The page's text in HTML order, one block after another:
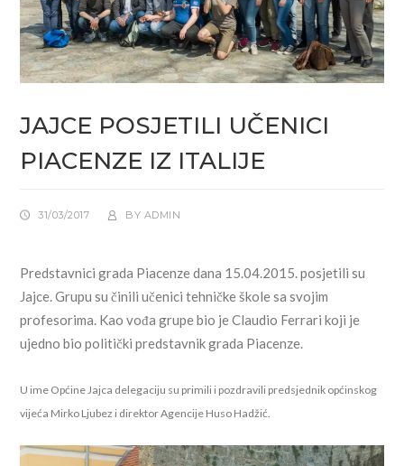
JAJCE POSJETILI UČENICI
PIACENZE IZ ITALIJE
31/03/2017 BY ADMIN
Predstavnici grada Piacenze dana 15.04.2015. posjetili su
Jajce. Grupu su činili učenici tehničke škole sa svojim
profesorima. Kao vođa grupe bio je Claudio Ferrari koji je
ujedno bio politički predstavnik grada Piacenze.
U ime Općine Jajca delegaciju su primili i pozdravili predsjednik općinskog
vijeća Mirko Ljubez i direktor Agencije Huso Hadžić.